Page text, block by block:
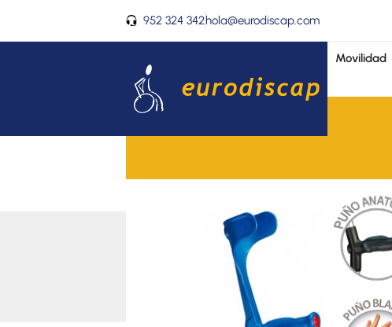
contenido
952 324 342hola@eurodiscap.com
Movilidad